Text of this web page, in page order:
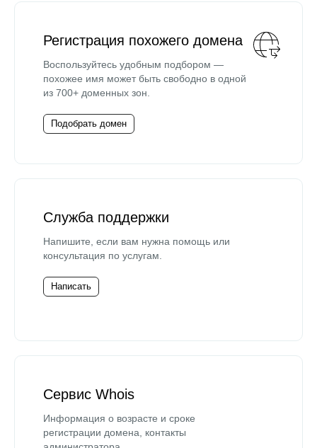
Регистрация похожего домена
Воспользуйтесь удобным подбором —
похожее имя может быть свободно в одной
из 700+ доменных зон.
Подобрать домен
Служба поддержки
Напишите, если вам нужна помощь или
консультация по услугам.
Написать
Сервис Whois
Информация о возрасте и сроке
регистрации домена, контакты